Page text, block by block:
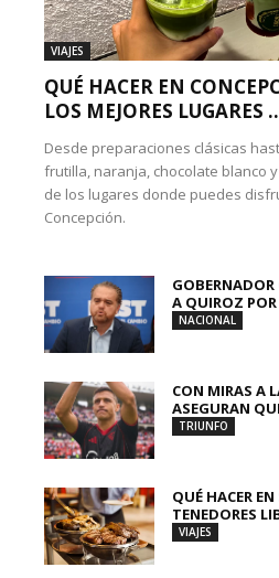
VIAJES
QUÉ HACER EN
LOS MEJORES LUGARES
Desde preparaciones clásicas
frutilla, naranja, chocolate blanco
de los lugares donde puedes
Concepción.
A QUIROZ
NACIONAL
CON MIRAS A
ASEGURAN
TRIUNFO
QUÉ HACER
TENEDORES
VIAJES